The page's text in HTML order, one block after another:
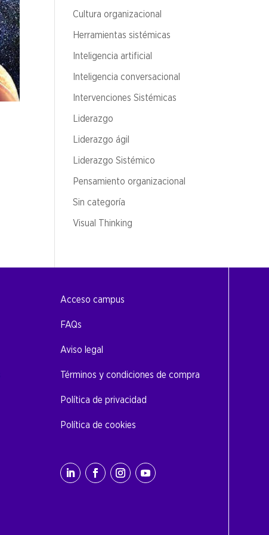
Cultura organizacional
Herramientas sistémicas
Inteligencia artificial
Inteligencia conversacional
Intervenciones Sistémicas
Liderazgo
Liderazgo ágil
Liderazgo Sistémico
Pensamiento organizacional
Sin categoría
Visual Thinking
Acceso campus
FAQs
Aviso legal
Términos y condiciones de compra
Política de privacidad
Política de cookies